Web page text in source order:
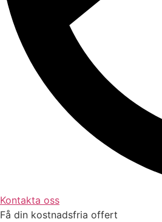
Kontakta oss
Få din kostnadsfria offert